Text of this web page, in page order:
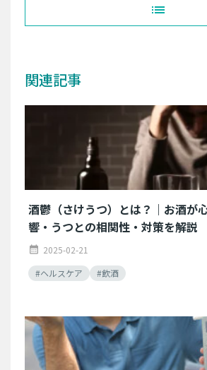
list
関連記事
酒鬱（さけうつ）とは？｜お酒が
響・うつとの相関性・対策を解説
calendar_month 2025-02-21
#ヘルスケア
#飲酒